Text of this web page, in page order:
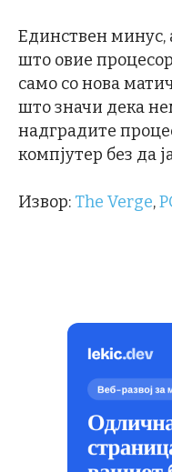
Единствен минус,
што овие
само со нова
што значи дека
надградите
компјутер без да
Извор: The Verge,